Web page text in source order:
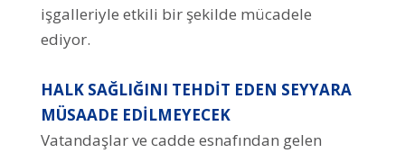
işgalleriyle etkili bir şekilde mücadele
ediyor.
HALK SAĞLIĞINI TEHDİT EDEN SEYYARA
MÜSAADE EDİLMEYECEK
Vatandaşlar ve cadde esnafından gelen